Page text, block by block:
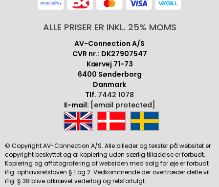
ALLE PRISER ER INKL. 25% MOMS
AV-Connection A/S
CVR nr.: DK27907547
Kærvej 71-73
6400 Sønderborg
Danmark
Tlf. 7442 1078
E-mail: [email protected]
© Copyright AV-Connection A/S. Alle billeder og tekster på websitet er
copyright beskyttet og al kopiering uden særlig tilladelse er forbudt.
Kopiering og affotografering af websiden med salg for øje er forbudt
iflg. ophavsretsloven § 1 og 2. Vedkommende der overtræder dette vil
iflg. § 38 blive afkrævet vederlag og retsforfulgt.